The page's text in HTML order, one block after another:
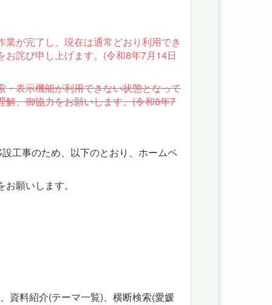
が完了し、現在は通常どおり利用でき
詫び申し上げます。(令和8年7月14日
表示機能が利用できない状態となって
、御協力をお願いします。(令和8年7
工事のため、以下のとおり、ホームペ
願いします。
資料紹介(テーマ一覧)、横断検索(愛媛